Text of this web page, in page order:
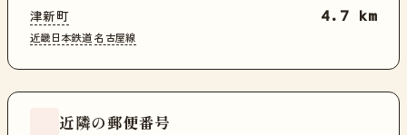
津新町
近畿日本鉄道 名古屋線
4.7 km
近隣の郵便番号